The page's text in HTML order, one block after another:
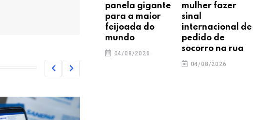
panela gigante
para a maior
feijoada do
mundo
04/08/2026
mulher fazer
sinal
internacional de
pedido de
socorro na rua
04/08/2026